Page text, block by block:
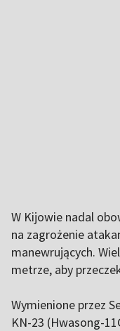
W Kijowie nadal
na zagrożenie
manewrujących.
metrze, aby
Wymienione przez
KN-23 (Hwasong-